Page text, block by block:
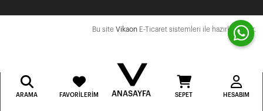
Bu site Vikaon E-Ticaret sistemleri ile hazırlanmıştır.
ARAMA FAVORILERIM ANASAYFA SEPET HESABIM